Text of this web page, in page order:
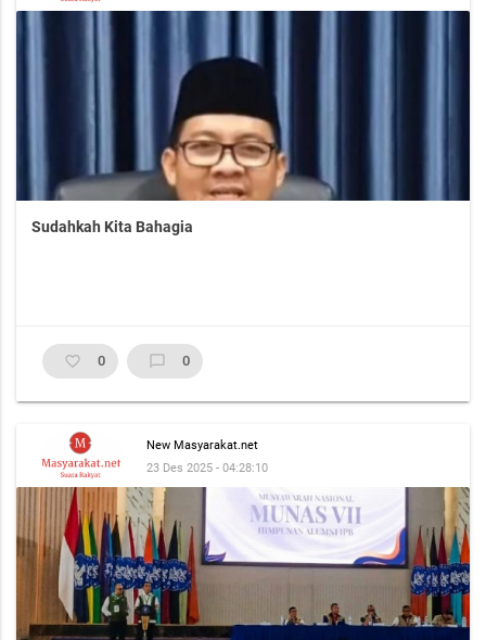
Sudahkah Kita Bahagia
favorite_border 0 chat_bubble_outline 0
New Masyarakat.net
23 Des 2025 - 04:28:10